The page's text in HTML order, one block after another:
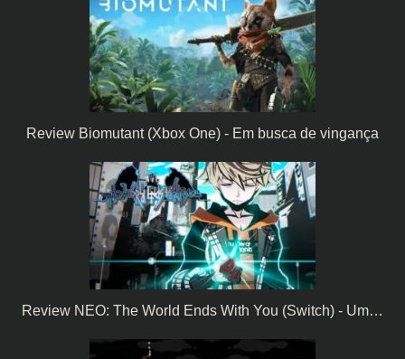
Review Biomutant (Xbox One) - Em busca de vingança
Review NEO: The World Ends With You (Switch) - Um…